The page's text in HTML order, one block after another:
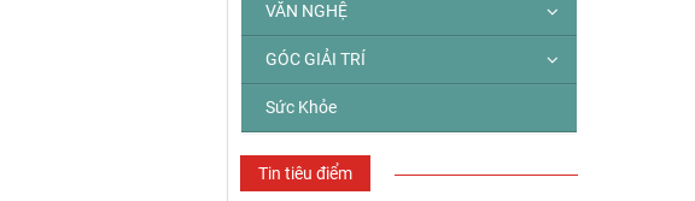
VĂN NGHỆ
GÓC GIẢI TRÍ
Sức Khỏe
Tin tiêu điểm